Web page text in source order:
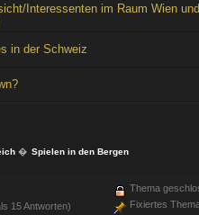
Interessenten im Raum Wien
in der Schweiz
� Spielen in den Bergen
15 Antworten)
Thema
Fixiertes